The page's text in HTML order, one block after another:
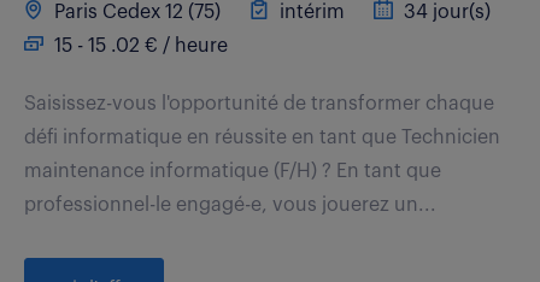
Paris Cedex 12 (75) intérim
34 jour(s)
15 - 15 .02 € / heure
Saisissez-vous l'opportunité de transformer chaque
défi informatique en réussite en tant que Technicien
maintenance informatique (F/H) ? En tant que
professionnel-le engagé-e, vous jouerez un...